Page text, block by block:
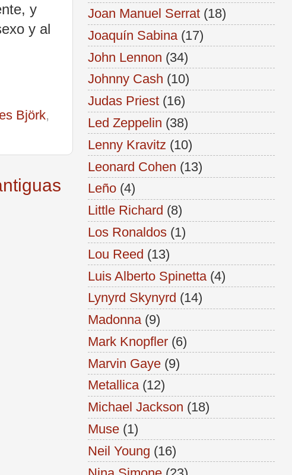
y
y al
Björk,
Joan Manuel Serrat (18)
Joaquín Sabina (17)
John Lennon (34)
Johnny Cash (10)
Judas Priest (16)
Led Zeppelin (38)
Lenny Kravitz (10)
Leonard Cohen (13)
Leño (4)
Little Richard (8)
Los Ronaldos (1)
Lou Reed (13)
Luis Alberto Spinetta (4)
Lynyrd Skynyrd (14)
Madonna (9)
Mark Knopfler (6)
Marvin Gaye (9)
Metallica (12)
Michael Jackson (18)
Muse (1)
Neil Young (16)